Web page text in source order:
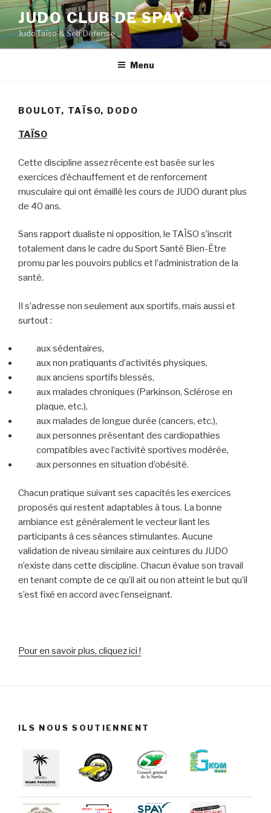
Aller
contenu
principal
JUDO CLUB DE SPAY
Judo,Taïso & Self Défense
Menu
BOULOT, TAÏSO, DODO
TAÏSO
Cette discipline assez récente est basée sur les
exercices d’échauffement et de renforcement
musculaire qui ont émaillé les cours de JUDO durant plus
de 40 ans.
Sans rapport dualiste ni opposition, le TAÏSO s’inscrit
totalement dans le cadre du Sport Santé Bien-Être
promu par les pouvoirs publics et l’administration de la
santé.
Il s’adresse non seulement aux sportifs, mais aussi et
surtout :
aux sédentaires,
aux non pratiquants d’activités physiques,
aux anciens sportifs blessés,
aux malades chroniques (Parkinson, Sclérose en
plaque, etc.),
aux malades de longue durée (cancers, etc.),
aux personnes présentant des cardiopathies
compatibles avec l’activité sportives modérée,
aux personnes en situation d’obésité.
Chacun pratique suivant ses capacités les exercices
proposés qui restent adaptables à tous. La bonne
ambiance est généralement le vecteur liant les
participants à ces séances stimulantes. Aucune
validation de niveau similaire aux ceintures du JUDO
n’existe dans cette discipline. Chacun évalue son travail
en tenant compte de ce qu’il ait ou non atteint le but qu’il
s’est fixé en accord avec l’enseignant.
Pour en savoir plus, cliquez ici !
ILS NOUS SOUTIENNENT